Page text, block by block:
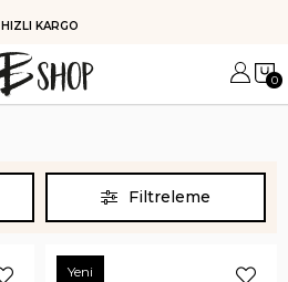
HIZLI KARGO
0
Filtreleme
Yeni